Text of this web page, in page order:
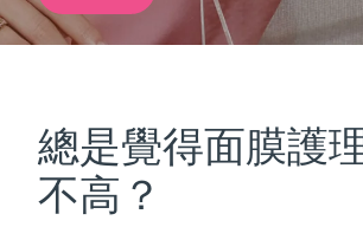
總是覺得面膜護
不高？
紅光療法
奧地利 預
巴林